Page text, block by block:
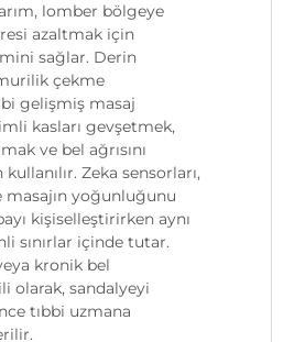
lomber bölgeye
azaltmak için
sağlar. Derin
çekme
gelişmiş masaj
kasları gevşetmek,
ve bel ağrısını
Zeka sensorları,
yoğunluğunu
kişiselleştirirken aynı
sınırlar içinde tutar.
kronik bel
olarak, sandalyeyi
tıbbi uzmana